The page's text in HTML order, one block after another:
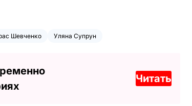
Шевченко Уляна Супрун
Читать